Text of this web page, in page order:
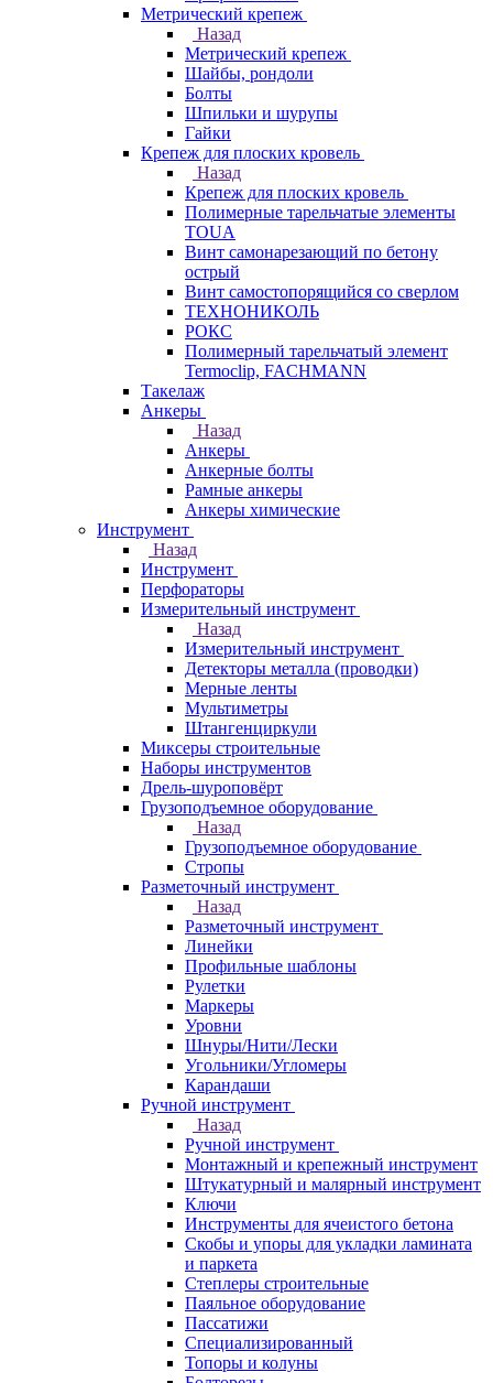
Метрический крепеж
Назад
Метрический крепеж
Шайбы, рондоли
Болты
Шпильки и шурупы
Гайки
Крепеж для плоских кровель
Назад
Крепеж для плоских кровель
Полимерные тарельчатые элементы
TOUA
Винт самонарезающий по бетону
острый
Винт самостопорящийся со сверлом
ТЕХНОНИКОЛЬ
РОКС
Полимерный тарельчатый элемент
Termoclip, FACHMANN
Такелаж
Анкеры
Назад
Анкеры
Анкерные болты
Рамные анкеры
Анкеры химические
Инструмент
Назад
Инструмент
Перфораторы
Измерительный инструмент
Назад
Измерительный инструмент
Детекторы металла (проводки)
Мерные ленты
Мультиметры
Штангенциркули
Миксеры строительные
Наборы инструментов
Дрель-шуроповёрт
Грузоподъемное оборудование
Назад
Грузоподъемное оборудование
Стропы
Разметочный инструмент
Назад
Разметочный инструмент
Линейки
Профильные шаблоны
Рулетки
Маркеры
Уровни
Шнуры/Нити/Лески
Угольники/Угломеры
Карандаши
Ручной инструмент
Назад
Ручной инструмент
Монтажный и крепежный инструмент
Штукатурный и малярный инструмент
Ключи
Инструменты для ячеистого бетона
Скобы и упоры для укладки ламината
и паркета
Степлеры строительные
Паяльное оборудование
Пассатижи
Специализированный
Топоры и колуны